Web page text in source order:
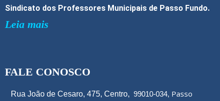
Sindicato dos Professores Municipais de Passo Fundo.
Leia mais
FALE CONOSCO
Rua João de Cesaro, 475, Centro, 99010-034, Passo